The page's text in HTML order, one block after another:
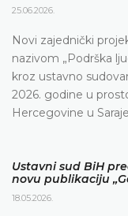
25.06.2026.
Novi zajednički
nazivom „Podrška
kroz ustavno
2026. godine u
Hercegovine u
Ustavni sud BiH
novu publikaciju
18.05.2026.